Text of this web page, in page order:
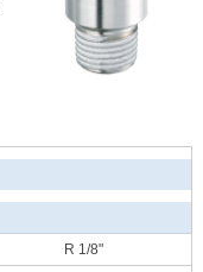
R 1/8"